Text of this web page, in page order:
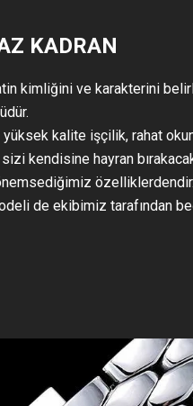
KADRAN
kimliğini ve karakterini
yüksek kalite işçilik, rahat
kendisine hayran
özelliklerdendir.
de ekibimiz tarafından